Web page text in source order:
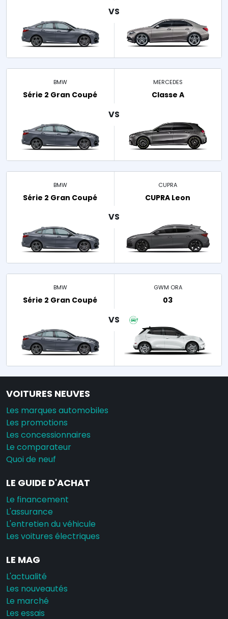
BMW
Série 2 Gran Coupé
MERCEDES
Classe A
BMW
Série 2 Gran Coupé
CUPRA
CUPRA Leon
BMW
Série 2 Gran Coupé
GWM ORA
03
VOITURES NEUVES
Les marques automobiles
Les promotions
Les concessionnaires
Le comparateur
Quoi de neuf
LE GUIDE D'ACHAT
Le financement
L'assurance
L'entretien du véhicule
Les voitures électriques
LE MAG
L'actualité
Les nouveautés
Le marché
Les essais